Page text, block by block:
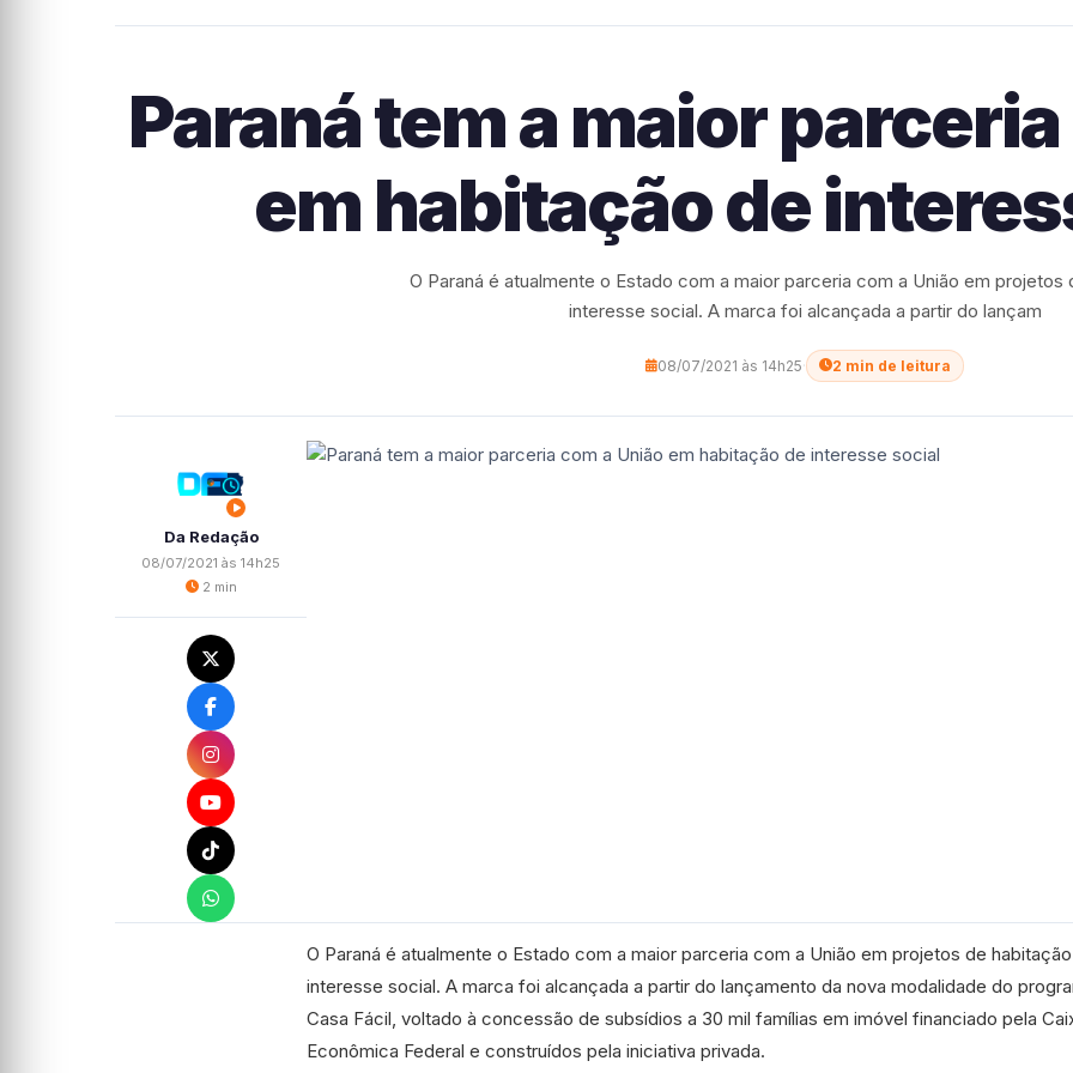
Paraná tem a maior
em habitação de
O Paraná é atualmente o Estado com a maior parceria com a União em projetos
interesse social. A marca foi alcançada a partir do lançam
08/07/2021 às 14h25· 2 min de leitura
Da Redação
08/07/2021 às 14h25
2 min
O Paraná é atualmente o Estado com a maior parceria com a União em projetos de
interesse social. A marca foi alcançada a partir do lançamento da nova modalidade do
Casa Fácil, voltado à concessão de subsídios a 30 mil famílias em imóvel financiado pela
Econômica Federal e construídos pela iniciativa privada.